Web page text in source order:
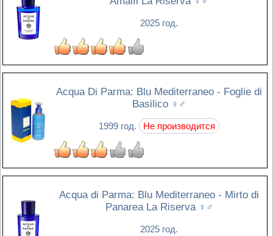
2025 год.
Acqua Di Parma: Blu Mediterraneo - Foglie di
Basilico ♀♂
1999 год. Не производится
Acqua di Parma: Blu Mediterraneo - Mirto di
Panarea La Riserva ♀♂
2025 год.